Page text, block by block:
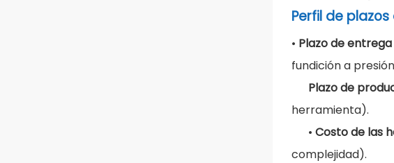
Perfil de
• Plazo de
fundición a
Plazo de
herramienta).
•Costo de las
complejidad).